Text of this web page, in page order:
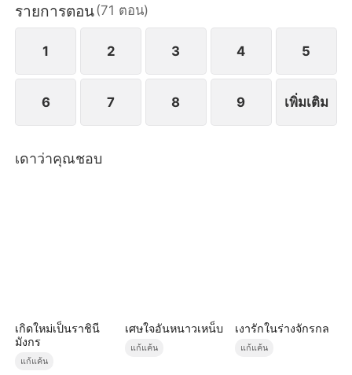
รายการตอน(71 ตอน)
1 2 3 4 5
6 7 8 9 เพิ่มเติม
เดาว่าคุณชอบ
เกิดใหม่เป็นราชินี
มังกร
แก้แค้น
เศษใจอันหนาวเหน็บ
แก้แค้น
เงารักในร่างจักรกล
แก้แค้น